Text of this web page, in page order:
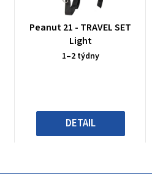
Průměrné
hodnocení
produktu
hvězdiček.
Peanut 21 - TRAVEL SET
Light
1–2 týdny
DETAIL